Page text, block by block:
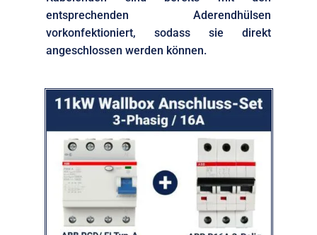
entsprechenden Aderendhülsen
vorkonfektioniert, sodass sie direkt
angeschlossen werden können.